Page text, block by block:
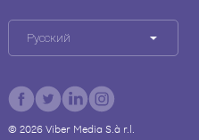
Русский
© 2026Viber Media S.à r.l.